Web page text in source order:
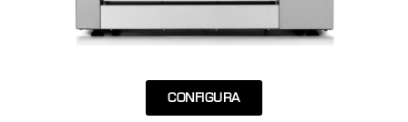
CONFIGURA